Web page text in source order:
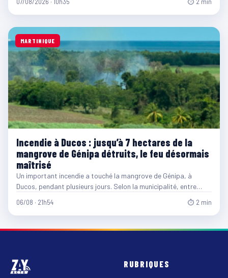
MARTINIQUE
Incendie à Ducos : jusqu’à 7 hectares de la
mangrove de Génipa détruits, le feu désormais
maîtrisé
Un important incendie a touché la mangrove de Génipa, à
Ducos, pendant plusieurs jours. Selon la municipalité, entre…
06/08 · 21h54 ⏱ 2 min
RUBRIQUES